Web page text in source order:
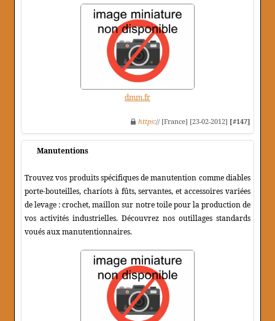
dmm.fr
https:// [France] [23-02-2012] [#147]
Manutentions
Trouvez vos produits spécifiques de manutention comme diables
porte-bouteilles, chariots à fûts, servantes, et accessoires variées
de levage : crochet, maillon sur notre toile pour la production de
vos activités industrielles. Découvrez nos outillages standards
voués aux manutentionnaires.